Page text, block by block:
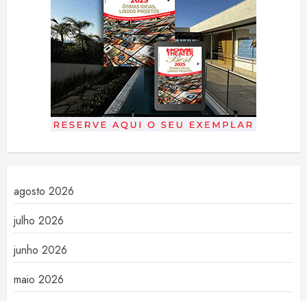
agosto 2026
julho 2026
junho 2026
maio 2026